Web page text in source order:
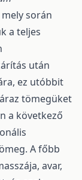
során
a teljes
után
ez utóbbit
tömegüket
a következő
A főbb
avar,